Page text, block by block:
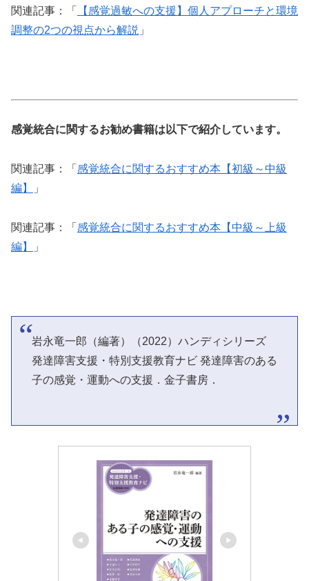
関連記事：「
【感覚過敏への支援】個人アプローチと環境
調整の2つの視点から解説 」
感覚統合に関するお勧め書籍は以下で紹介しています。
関連記事：「 感覚統合に関するおすすめ本【初級～中級
編】
」
関連記事：「 感覚統合に関するおすすめ本【中級～上級
編】
」
岩永竜一郎（編著）（2022）ハンディシリーズ
発達障害支援・特別支援教育ナビ 発達障害のある
子の感覚・運動への支援．金子書房．